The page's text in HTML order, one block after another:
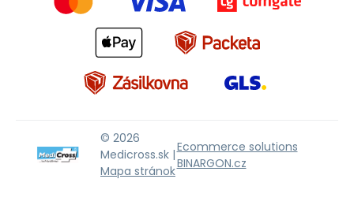
© 2026
Medicross.sk |
Mapa stránok
Ecommerce solutions
BINARGON.cz